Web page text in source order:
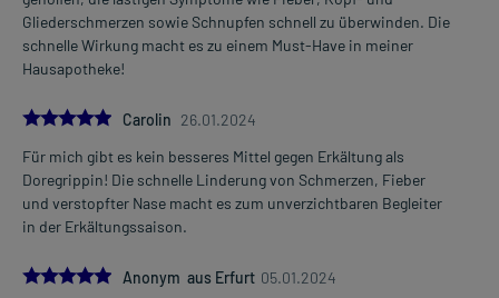
Überdosierung?
Da sich das Arzneimittel aus verschiedenen Wirkstoffen
zusammensetzt, kann es zu einer Vielzahl von
Überdosierungserscheinungen kommen, unter anderem zu
Erbrechen, Schwindel und Sehstörungen. Am 2. Tag kann es zu
einer fortschreitenden Leberschädigung und am 3. Tag zum
Leberkoma kommen. Setzen Sie sich bei dem Verdacht auf eine
Überdosierung umgehend mit einem Arzt in Verbindung.
Einnahme vergessen?
Zeitpunkt ganz normal (also nicht mit der doppelten Menge) fort.
Gliederschmerzen sowie Schnupfen schnell zu überwinden. Die
schnelle Wirkung macht es zu einem Must-Have in meiner
Hausapotheke!
5.0
Carolin 26.01.2024
Für mich gibt es kein besseres Mittel gegen Erkältung als
Doregrippin! Die schnelle Linderung von Schmerzen, Fieber
und verstopfter Nase macht es zum unverzichtbaren Begleiter
in der Erkältungssaison.
5.0Anonym aus Erfurt 05.01.2024